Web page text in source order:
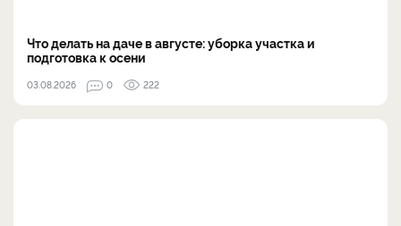
Что делать на даче в августе: уборка участка и
подготовка к осени
03.08.2026 0 222